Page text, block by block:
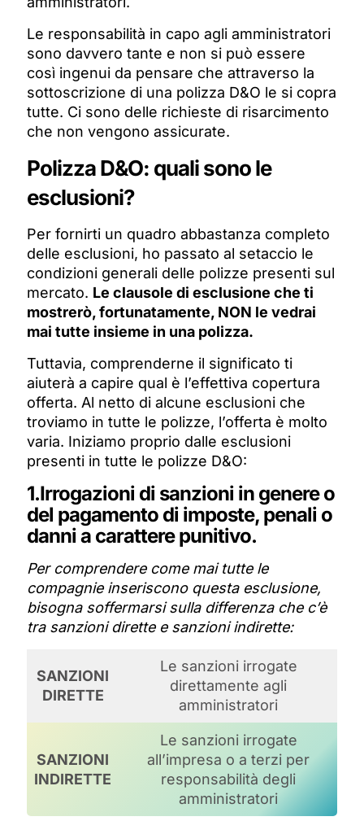
Le responsabilità in capo agli amministratori
sono davvero tante e non si può essere
così ingenui da pensare che attraverso la
sottoscrizione di una polizza D&O le si copra
tutte. Ci sono delle richieste di risarcimento
che non vengono assicurate.
Polizza D&O: quali sono le
esclusioni?
Per fornirti un quadro abbastanza completo
delle esclusioni, ho passato al setaccio le
condizioni generali delle polizze presenti sul
mercato. Le clausole di esclusione che ti
mostrerò, fortunatamente, NON le vedrai
mai tutte insieme in una polizza.
Tuttavia, comprenderne il significato ti
aiuterà a capire qual è l’effettiva copertura
offerta. Al netto di alcune esclusioni che
troviamo in tutte le polizze, l’offerta è molto
varia. Iniziamo proprio dalle esclusioni
presenti in tutte le polizze D&O:
1.Irrogazioni di sanzioni in genere o
del pagamento di imposte, penali o
danni a carattere punitivo.
Per comprendere come mai tutte le
compagnie inseriscono questa esclusione,
bisogna soffermarsi sulla differenza che c’è
tra sanzioni dirette e sanzioni indirette:
SANZIONI
DIRETTE
Le sanzioni irrogate
direttamente agli
amministratori
SANZIONI
INDIRETTE
Le sanzioni irrogate
all’impresa o a terzi per
responsabilità degli
amministratori